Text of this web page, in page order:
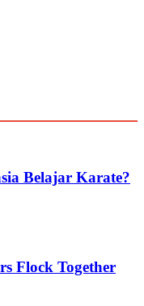
Belajar Karate?
Flock Together